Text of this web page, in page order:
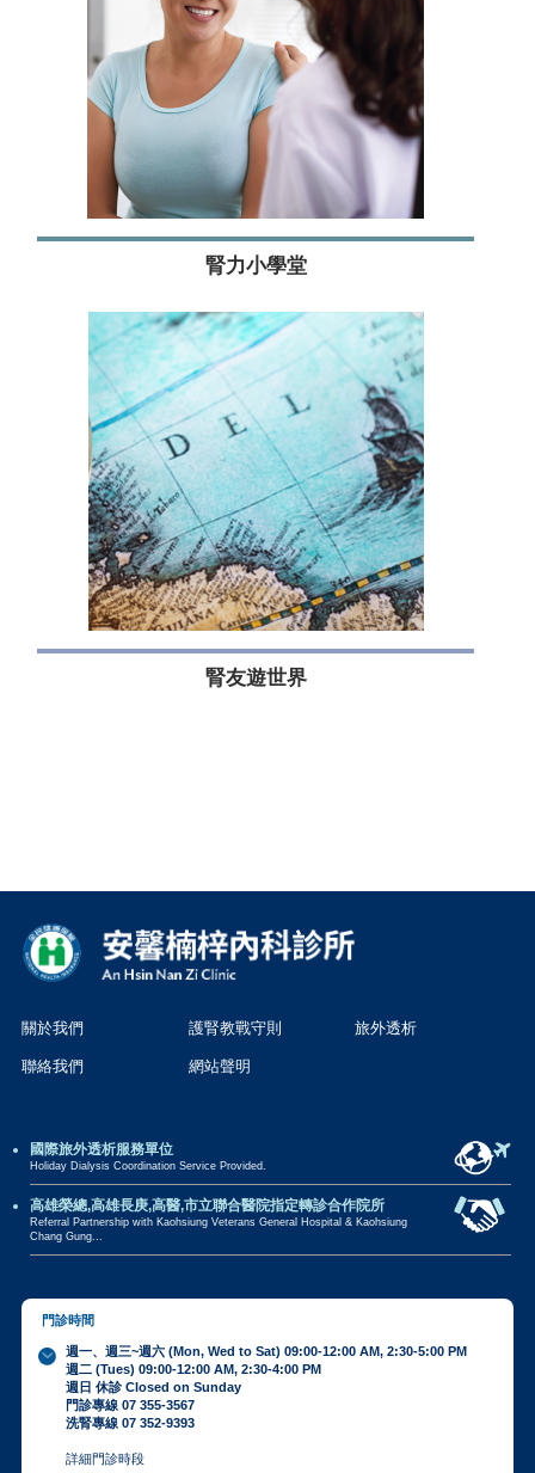
腎力小學堂
腎友遊世界
關於我們 護腎教戰守則 旅外透析
聯絡我們 網站聲明
國際旅外透析服務單位
Holiday Dialysis Coordination Service Provided.
高雄榮總,高雄長庚,高醫,市立聯合醫院指定轉診合作院所
Referral Partnership with Kaohsiung Veterans General Hospital & Kaohsiung
Chang Gung...
門診時間
週一、週三~週六 (Mon, Wed to Sat) 09:00-12:00 AM, 2:30-5:00 PM
週二 (Tues) 09:00-12:00 AM, 2:30-4:00 PM
週日 休診 Closed on Sunday
門診專線 07 355-3567
洗腎專線 07 352-9393
詳細門診時段